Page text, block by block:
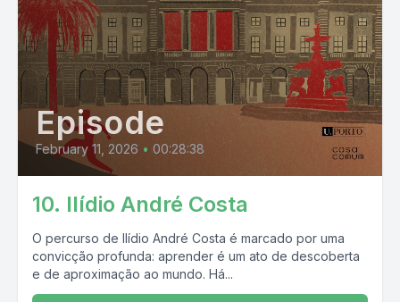
Episode
February 11, 2026 • 00:28:38
10. Ilídio André Costa
O percurso de Ilídio André Costa é marcado por uma
convicção profunda: aprender é um ato de descoberta
e de aproximação ao mundo. Há...